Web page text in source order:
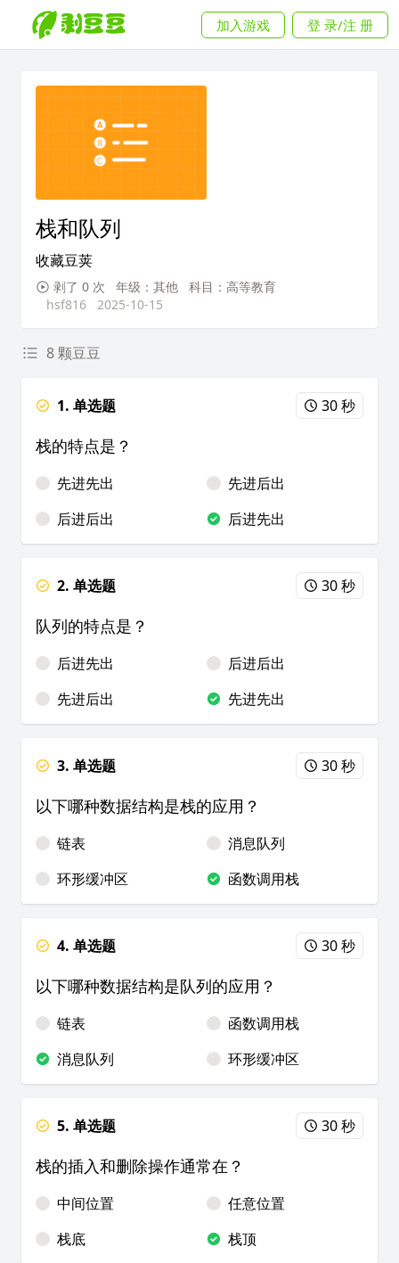
加入游戏 登 录/注 册
栈和队列
收藏豆荚
剥了 0 次 年级：其他
科目：高等教育
hsf816
2025-10-15
8 颗豆豆
1. 单选题 30 秒
栈的特点是？
先进先出
先进后出
后进后出
后进先出
2. 单选题 30 秒
队列的特点是？
后进先出
后进后出
先进后出
先进先出
3. 单选题 30 秒
以下哪种数据结构是栈的应用？
链表
消息队列
环形缓冲区
函数调用栈
4. 单选题 30 秒
以下哪种数据结构是队列的应用？
链表
函数调用栈
消息队列
环形缓冲区
5. 单选题 30 秒
栈的插入和删除操作通常在？
中间位置
任意位置
栈底
栈顶